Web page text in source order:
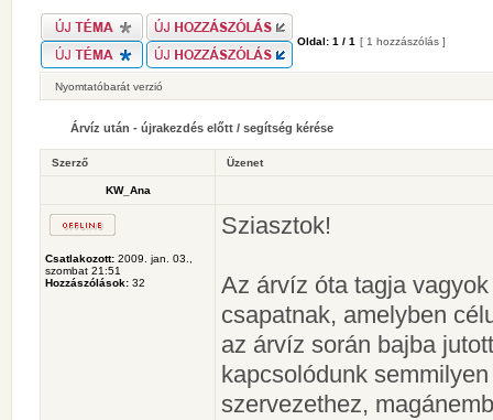
Oldal: 1 / 1 [ 1 hozzászólás ]
Nyomtatóbarát verzió
Árvíz után - újrakezdés előtt / segítség kérése
Szerző Üzenet
KW_Ana
Csatlakozott: 2009. jan. 03.,
szombat 21:51
Hozzászólások: 32
Sziasztok!
Az árvíz óta tagja
csapatnak, amelyben
az árvíz során bajba
kapcsolódunk
szervezethez,